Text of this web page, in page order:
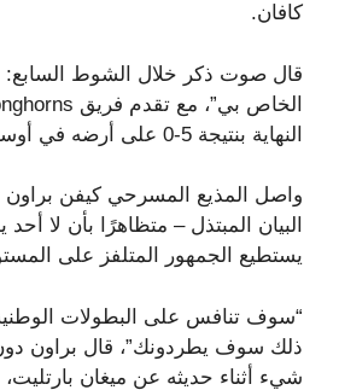
كافان.
قال صوت ذكر خلال الشوط السابع:
النهاية بنتيجة 5-0 على أرضه في أوستن.
واصل المذيع المسرحي كيفن براون
البيان المبتذل – متظاهرًا بأن لا
يستطيع الجمهور المتلفز على
“سوف تنافس على البطولات
ذلك سوف يطردونك”، قال براون
شيء أثناء حديثه عن ميغان بارتليت،